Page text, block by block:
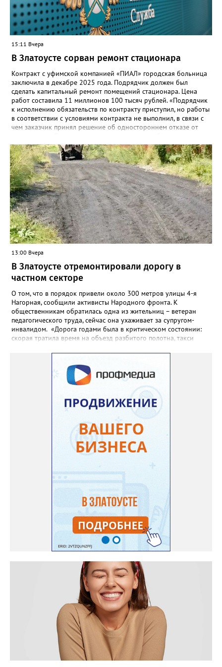
этом случае переход на ТОР станет вообще незаметным.
15:11 Вчера
В Златоусте сорван ремонт стационара
Контракт с уфимской компанией «ПИАЛ» городская больница
заключила в декабре 2025 года. Подрядчик должен был
сделать капитальный ремонт помещений стационара. Цена
работ составила 11 миллионов 100 тысяч рублей. «Подрядчик
к исполнению обязательств по контракту приступил, но работы
в соответствии с условиями контракта не выполнил, в связи с
чем заказчик принял решение об одностороннем отказе от
Челябинском УФАС. Антимонопольная служба приняла
решение включить ООО «ПИАЛ» в реестр недобросовестных
поставщиков. В чёрном списке уфимский подрядчик будет два
года.
13:00 Вчера
В Златоусте отремонтировали дорогу в
частном секторе
О том, что в порядок привели около 300 метров улицы 4-я
Нагорная, сообщили активисты Народного фронта. К
общественникам обратилась одна из жительниц – ветеран
педагогического труда, сейчас она ухаживает за супругом-
инвалидом. «Дорога годами была в критическом состоянии:
скорая тратила время на объезд разбитого полотна, такси
однажды реанимация не смогла добраться до больного.
Жители писали в администрацию города и другие инстанции,
пытались ремонтировать дорогу своими силами – всё тщетно»,
– рассказали в ОНФ. Общественники подчеркнули: именно
они добились, чтобы участок разровняли и отсыпали. Для
этого потребовалось обратиться в мэрию Златоуста.